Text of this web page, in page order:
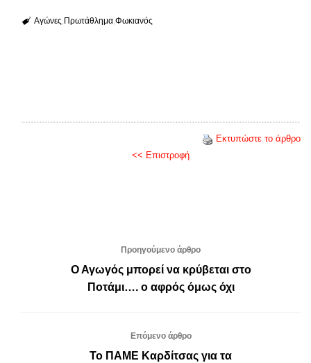
Αγώνες Πρωτάθλημα Φωκιανός
Εκτυπώστε το άρθρο
<< Επιστροφή
Προηγούμενο άρθρο
Ο Αγωγός μπορεί να κρύβεται στο
Ποτάμι…. ο αφρός όμως όχι
Επόμενο άρθρο
Το ΠΑΜΕ Καρδίτσας για τα